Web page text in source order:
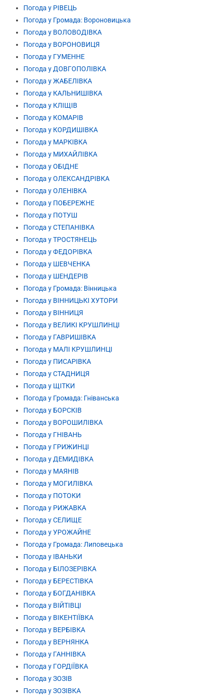
Погода у РІВЕЦЬ
Погода у Громада: Вороновицька
Погода у ВОЛОВОДІВКА
Погода у ВОРОНОВИЦЯ
Погода у ГУМЕННЕ
Погода у ДОВГОПОЛІВКА
Погода у ЖАБЕЛІВКА
Погода у КАЛЬНИШІВКА
Погода у КЛІЩІВ
Погода у КОМАРІВ
Погода у КОРДИШІВКА
Погода у МАРКІВКА
Погода у МИХАЙЛІВКА
Погода у ОБІДНЕ
Погода у ОЛЕКСАНДРІВКА
Погода у ОЛЕНІВКА
Погода у ПОБЕРЕЖНЕ
Погода у ПОТУШ
Погода у СТЕПАНІВКА
Погода у ТРОСТЯНЕЦЬ
Погода у ФЕДОРІВКА
Погода у ШЕВЧЕНКА
Погода у ШЕНДЕРІВ
Погода у Громада: Вінницька
Погода у ВІННИЦЬКІ ХУТОРИ
Погода у ВІННИЦЯ
Погода у ВЕЛИКІ КРУШЛИНЦІ
Погода у ГАВРИШІВКА
Погода у МАЛІ КРУШЛИНЦІ
Погода у ПИСАРІВКА
Погода у СТАДНИЦЯ
Погода у ЩІТКИ
Погода у Громада: Гніванська
Погода у БОРСКІВ
Погода у ВОРОШИЛІВКА
Погода у ГНІВАНЬ
Погода у ГРИЖИНЦІ
Погода у ДЕМИДІВКА
Погода у МАЯНІВ
Погода у МОГИЛІВКА
Погода у ПОТОКИ
Погода у РИЖАВКА
Погода у СЕЛИЩЕ
Погода у УРОЖАЙНЕ
Погода у Громада: Липовецька
Погода у ІВАНЬКИ
Погода у БІЛОЗЕРІВКА
Погода у БЕРЕСТІВКА
Погода у БОГДАНІВКА
Погода у ВІЙТІВЦІ
Погода у ВІКЕНТІЇВКА
Погода у ВЕРБІВКА
Погода у ВЕРНЯНКА
Погода у ГАННІВКА
Погода у ГОРДІЇВКА
Погода у ЗОЗІВ
Погода у ЗОЗІВКА